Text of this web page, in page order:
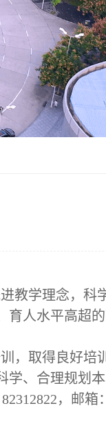
教学理念，科
育人水平高超
，取得良好培
学、合理规划
82312822，邮箱：